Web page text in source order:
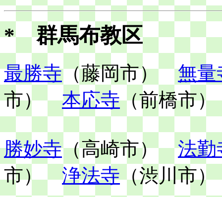
* 群馬布教区
最勝寺（藤岡市）無量
市）本応寺（前橋市）
勝妙寺（高崎市）法勤
市）浄法寺（渋川市）